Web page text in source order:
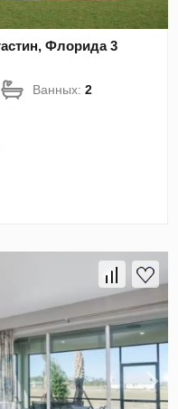
Флорида 3
Ванных:2